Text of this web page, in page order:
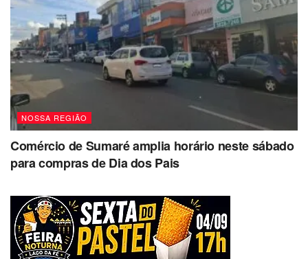
NOSSA REGIÃO
Comércio de Sumaré amplia horário neste sábado
para compras de Dia dos Pais